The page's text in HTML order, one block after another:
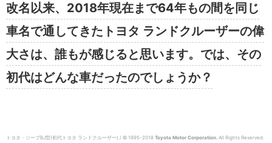
改名以来、2018年現在まで64年もの間を同じ
車名で通してきたトヨタ ランドクルーザーの偉
大さは、誰もが感じると思います。では、その
初代はどんな車だったのでしょうか？
トヨタ・ジープBJ型(初代トヨタ ランドクルーザー) / © 1995-2018 Toyota Motor Corporation. All Rights Reserved.